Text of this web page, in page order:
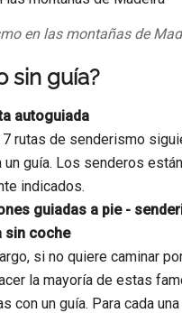
en las montañas de
sin guía?
autoguiada
7 rutas de senderismo
un guía. Los senderos están
indicados.
guiadas a pie -
sin coche
si no quiere caminar
la mayoría de estas
con un guía. Para cada